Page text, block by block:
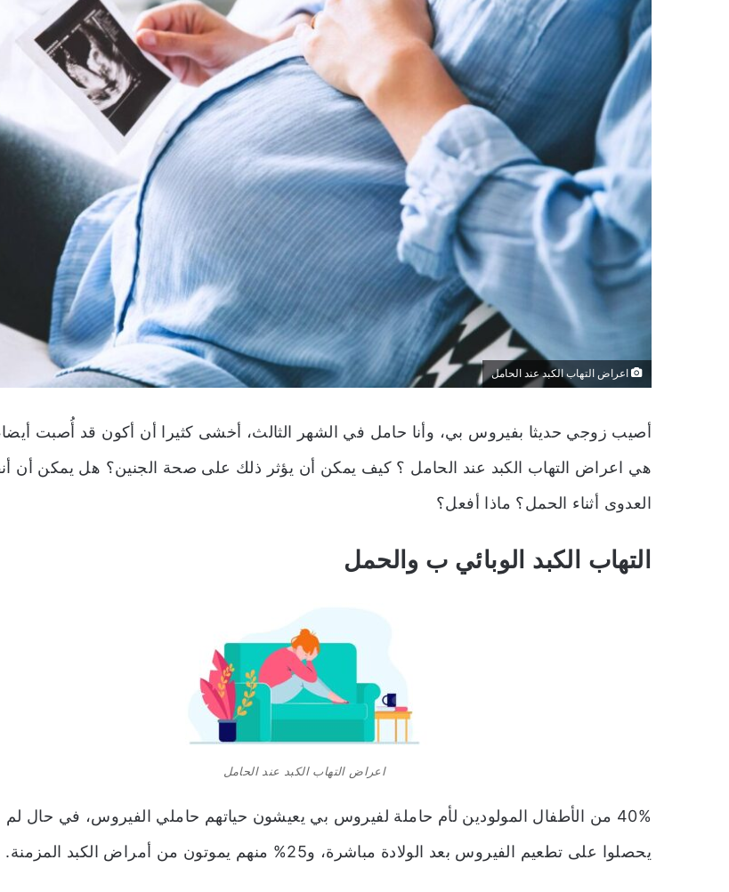
اعراض التهاب الكبد عند الحامل
أصيب زوجي حديثا بفيروس بي، وأنا حامل في الشهر الثالث، أخشى كثيرا أن أكون قد أُصبت
هي اعراض التهاب الكبد عند الحامل ؟ كيف يمكن أن يؤثر ذلك على صحة الجنين؟ هل يمكن أن
العدوى أثناء الحمل؟ ماذا أفعل؟
التهاب الكبد الوبائي ب والحمل
اعراض التهاب الكبد عند الحامل
40% من الأطفال المولودين لأم حاملة لفيروس بي يعيشون حياتهم حاملي الفيروس، في حال لم
يحصلوا على تطعيم الفيروس بعد الولادة مباشرة، و25% منهم يموتون من أمراض الكبد المزمنة.